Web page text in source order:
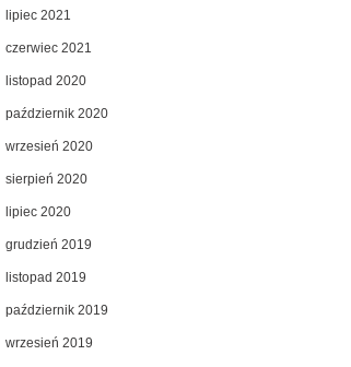
lipiec 2021
czerwiec 2021
listopad 2020
październik 2020
wrzesień 2020
sierpień 2020
lipiec 2020
grudzień 2019
listopad 2019
październik 2019
wrzesień 2019